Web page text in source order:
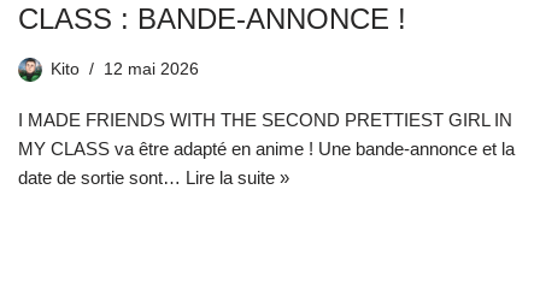
CLASS : BANDE-ANNONCE !
Kito 12 mai 2026
I MADE FRIENDS WITH THE SECOND PRETTIEST GIRL IN
MY CLASS va être adapté en anime ! Une bande-annonce et la
date de sortie sont… Lire la suite »